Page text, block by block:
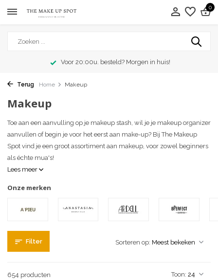
0
Exclusieve merken
Terug Home Makeup
Makeup
Toe aan een aanvulling op je makeup stash, wil je je makeup organizer
aanvullen of begin je voor het eerst aan make-up? Bij The Makeup
Spot vind je een groot assortiment aan makeup, voor zowel beginners
als échte mua's!
Lees meer
Onze merken
Filter
654 producten Toon:
Sorteren op: